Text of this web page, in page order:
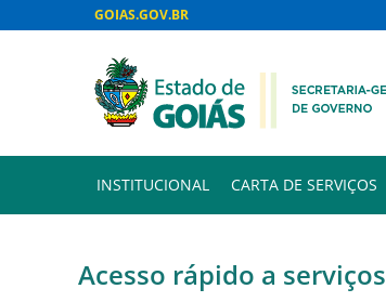
GOIAS.GOV.BR
INSTITUCIONAL CARTA DE SERVIÇOS
Acesso rápido a serviços